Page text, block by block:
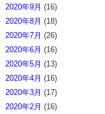
2020年9月 (16)
2020年8月 (18)
2020年7月 (26)
2020年6月 (16)
2020年5月 (13)
2020年4月 (16)
2020年3月 (17)
2020年2月 (16)